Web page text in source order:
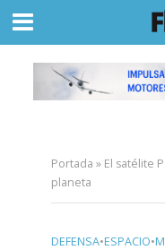
Portada » El satélite
planeta
DEFENSA•ESPACIO•